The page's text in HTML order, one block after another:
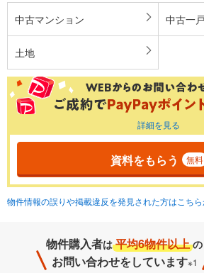
中古マンション 中古一
土地
詳細を見る
資料をもらう 無料
物件情報の誤りや掲載違反を発見された方はこちら
物件購入者は 平均6物件以上 の
お問い合わせをしています※1